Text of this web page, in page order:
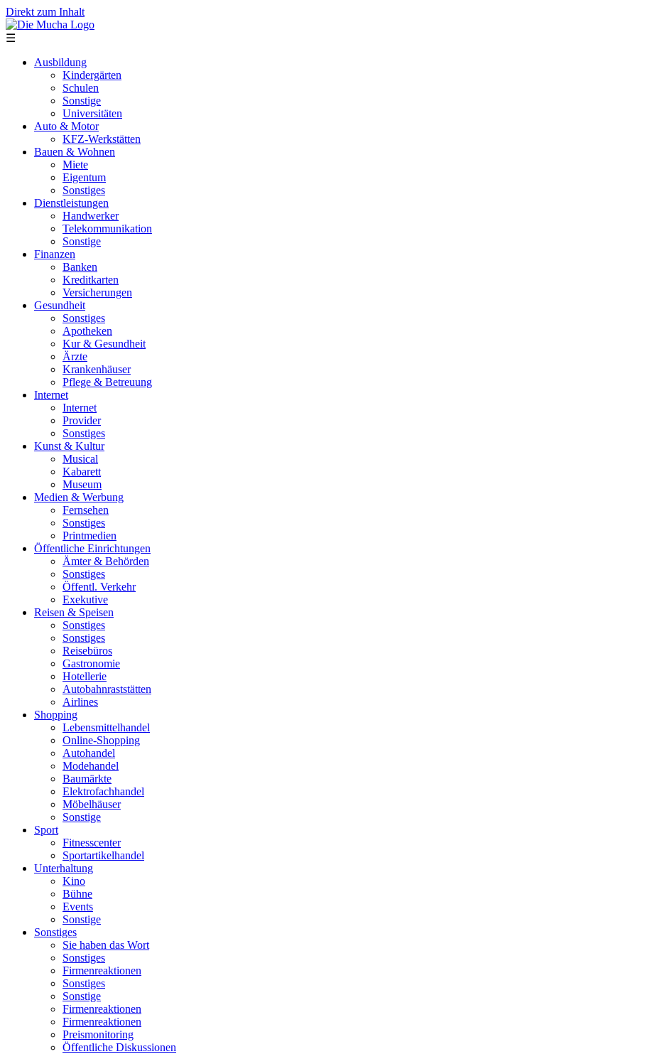
Direkt zum Inhalt
☰
Ausbildung
Kindergärten
Schulen
Sonstige
Universitäten
Auto & Motor
KFZ-Werkstätten
Bauen & Wohnen
Miete
Eigentum
Sonstiges
Dienstleistungen
Handwerker
Telekommunikation
Sonstige
Finanzen
Banken
Kreditkarten
Versicherungen
Gesundheit
Sonstiges
Apotheken
Kur & Gesundheit
Ärzte
Krankenhäuser
Pflege & Betreuung
Internet
Internet
Provider
Sonstiges
Kunst & Kultur
Musical
Kabarett
Museum
Medien & Werbung
Fernsehen
Sonstiges
Printmedien
Öffentliche Einrichtungen
Ämter & Behörden
Sonstiges
Öffentl. Verkehr
Exekutive
Reisen & Speisen
Sonstiges
Sonstiges
Reisebüros
Gastronomie
Hotellerie
Autobahnraststätten
Airlines
Shopping
Lebensmittelhandel
Online-Shopping
Autohandel
Modehandel
Baumärkte
Elektrofachhandel
Möbelhäuser
Sonstige
Sport
Fitnesscenter
Sportartikelhandel
Unterhaltung
Kino
Bühne
Events
Sonstige
Sonstiges
Sie haben das Wort
Sonstiges
Firmenreaktionen
Sonstiges
Sonstige
Firmenreaktionen
Firmenreaktionen
Preismonitoring
Öffentliche Diskussionen